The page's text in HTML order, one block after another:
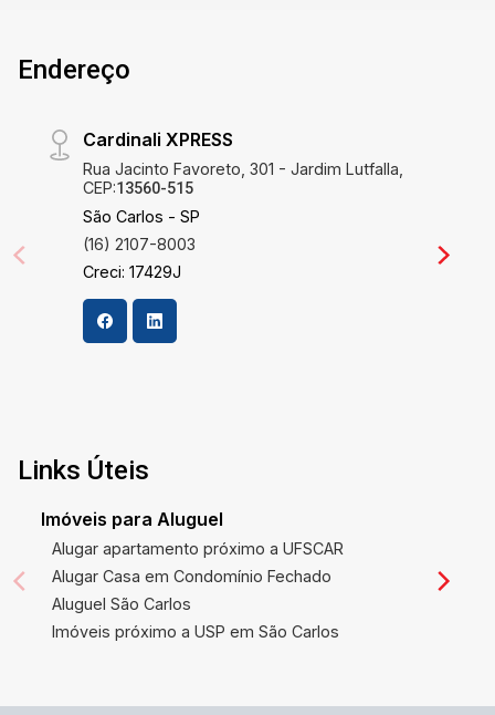
Endereço
Cardinali XPRESS
Rua Jacinto Favoreto, 301 - Jardim Lutfalla,
CEP:13560-515
São Carlos - SP
(16) 2107-8003
Creci: 17429J
Links Úteis
Imóveis para Aluguel
Alugar apartamento próximo a UFSCAR
Alugar Casa em Condomínio Fechado
Aluguel São Carlos
Imóveis próximo a USP em São Carlos